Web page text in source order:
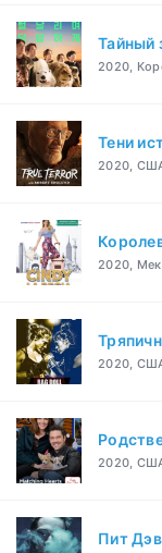
Тайный
2020,
Тени
2020,
2020,
2020,
2020,
Пит